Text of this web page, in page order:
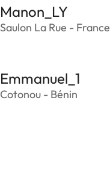
Manon_LY
Saulon La Rue - France
Emmanuel_1
Cotonou - Bénin